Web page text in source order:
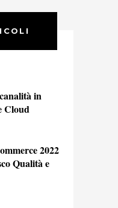
in
Cloud
2022
Qualità e